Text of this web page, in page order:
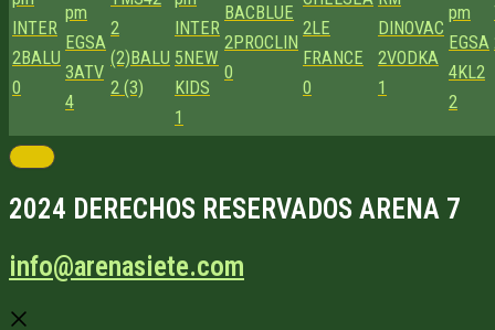
INTER
2BALU
0
pm
EGSA
3ATV
4
2
(2)BALU
2 (3)
INTER
5NEW
KIDS
1
BACBLUE
2PROCLIN
0
2LE
FRANCE
0
DINOVAC
2VODKA
1
pm
EGSA
4KL2
2
2024 DERECHOS RESERVADOS ARENA 7
info@arenasiete.com